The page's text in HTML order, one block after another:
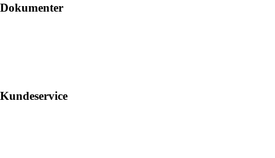
Dokumenter
Kundeservice